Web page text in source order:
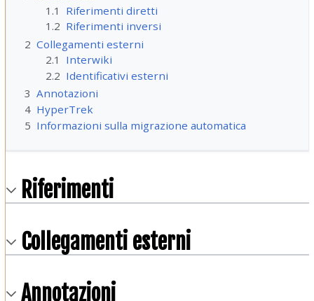
1.1
Riferimenti diretti
1.2 Riferimenti inversi
2 Collegamenti esterni
2.1
Interwiki
2.2 Identificativi esterni
3 Annotazioni
4 HyperTrek
5 Informazioni sulla migrazione automatica
Riferimenti
Collegamenti esterni
Annotazioni